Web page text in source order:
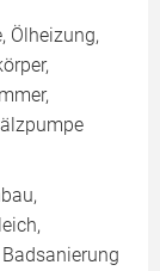
Ölheizung,